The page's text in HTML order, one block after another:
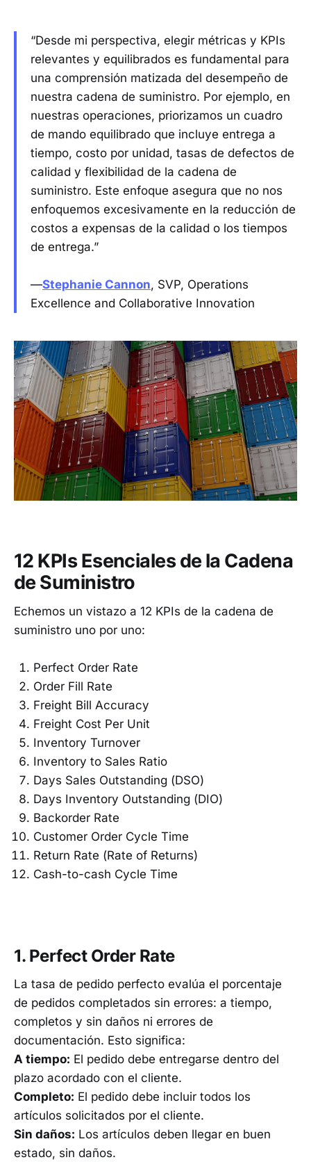
“Desde mi perspectiva, elegir métricas y KPIs
relevantes y equilibrados es fundamental para
una comprensión matizada del desempeño de
nuestra cadena de suministro. Por ejemplo, en
nuestras operaciones, priorizamos un cuadro
de mando equilibrado que incluye entrega a
tiempo, costo por unidad, tasas de defectos de
calidad y flexibilidad de la cadena de
suministro. Este enfoque asegura que no nos
enfoquemos excesivamente en la reducción de
costos a expensas de la calidad o los tiempos
de entrega.”
—Stephanie Cannon, SVP, Operations
Excellence and Collaborative Innovation
12 KPIs Esenciales de la Cadena
de Suministro
Echemos un vistazo a 12 KPIs de la cadena de
suministro uno por uno:
Perfect Order Rate
Order Fill Rate
Freight Bill Accuracy
Freight Cost Per Unit
Inventory Turnover
Inventory to Sales Ratio
Days Sales Outstanding (DSO)
Days Inventory Outstanding (DIO)
Backorder Rate
Customer Order Cycle Time
Return Rate (Rate of Returns)
Cash-to-cash Cycle Time
1. Perfect Order Rate
La tasa de pedido perfecto evalúa el porcentaje
de pedidos completados sin errores: a tiempo,
completos y sin daños ni errores de
documentación. Esto significa:
A tiempo: El pedido debe entregarse dentro del
plazo acordado con el cliente.
Completo: El pedido debe incluir todos los
artículos solicitados por el cliente.
Sin daños: Los artículos deben llegar en buen
estado, sin daños.